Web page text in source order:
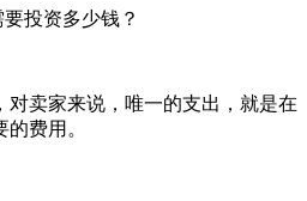
投资多少钱？
对卖家来说，唯一的支出，就是在
费用。